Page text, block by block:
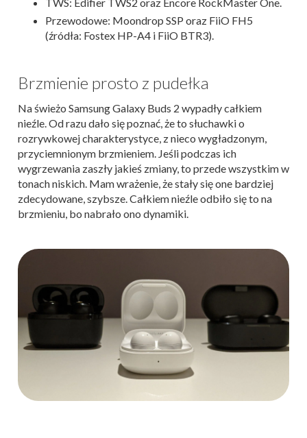
Przewodowe: Moondrop SSP oraz FiiO FH5
(źródła: Fostex HP-A4 i FiiO BTR3).
Brzmienie prosto z pudełka
Na świeżo Samsung Galaxy Buds 2 wypadły całkiem
nieźle. Od razu dało się poznać, że to słuchawki o
rozrywkowej charakterystyce, z nieco wygładzonym,
przyciemnionym brzmieniem. Jeśli podczas ich
wygrzewania zaszły jakieś zmiany, to przede wszystkim w
tonach niskich. Mam wrażenie, że stały się one bardziej
zdecydowane, szybsze. Całkiem nieźle odbiło się to na
brzmieniu, bo nabrało ono dynamiki.